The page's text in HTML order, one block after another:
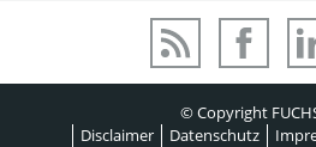
© Copyright
Disclaimer
Datenschutz